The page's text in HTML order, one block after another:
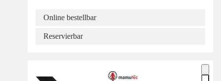
Online bestellbar
Reservierbar